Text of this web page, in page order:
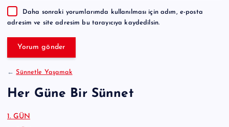
Daha sonraki yorumlarımda kullanılması için adım, e-posta
adresim ve site adresim bu tarayıcıya kaydedilsin.
a
t
←Sünnetle Yaşamak
Her Güne Bir Sünnet
1. GÜN